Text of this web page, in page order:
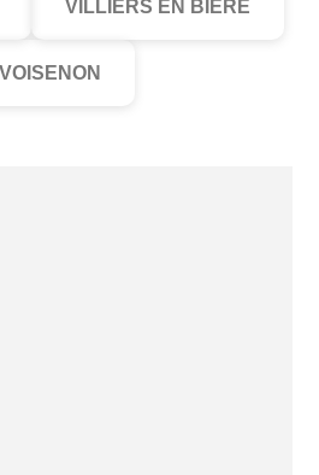
VILLIERS EN BIERE
VOISENON